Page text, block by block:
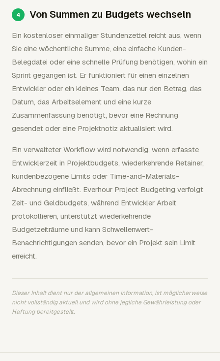
Von Summen zu Budgets wechseln
Ein kostenloser einmaliger Stundenzettel reicht aus, wenn
Sie eine wöchentliche Summe, eine einfache Kunden-
Belegdatei oder eine schnelle Prüfung benötigen, wohin ein
Sprint gegangen ist. Er funktioniert für einen einzelnen
Entwickler oder ein kleines Team, das nur den Betrag, das
Datum, das Arbeitselement und eine kurze
Zusammenfassung benötigt, bevor eine Rechnung
gesendet oder eine Projektnotiz aktualisiert wird.
Ein verwalteter Workflow wird notwendig, wenn erfasste
Entwicklerzeit in Projektbudgets, wiederkehrende Retainer,
kundenbezogene Limits oder Time-and-Materials-
Abrechnung einfließt. Everhour Project Budgeting verfolgt
Zeit- und Geldbudgets, während Entwickler Arbeit
protokollieren, unterstützt wiederkehrende
Budgetzeiträume und kann Schwellenwert-
Benachrichtigungen senden, bevor ein Projekt sein Limit
erreicht.
Dieser Inhalt dient nur der allgemeinen Information, ist möglicherweise
nicht vollständig aktuell und wird ohne jegliche Gewährleistung oder
Haftung bereitgestellt.